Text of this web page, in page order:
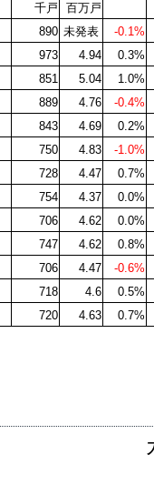
千戸
百万戸
890 未発表
-0.1%
973 4.94
0.3%
851 5.04
1.0%
889 4.76
-0.4%
843 4.69
0.2%
750 4.83
-1.0%
728 4.47
0.7%
754 4.37
0.0%
706 4.62
0.0%
747 4.62
0.8%
706 4.47
-0.6%
718 4.6
0.5%
720 4.63 0.7%